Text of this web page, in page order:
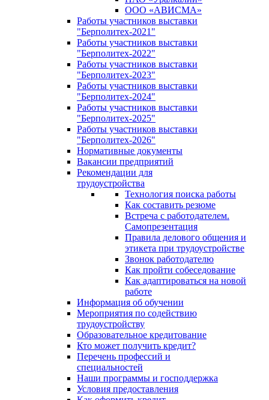
ООО «АВИСМА»
Работы участников выставки
"Берполитех-2021"
Работы участников выставки
"Берполитех-2022"
Работы участников выставки
"Берполитех-2023"
Работы участников выставки
"Берполитех-2024"
Работы участников выставки
"Берполитех-2025"
Работы участников выставки
"Берполитех-2026"
Нормативные документы
Вакансии предприятий
Рекомендации для
трудоустройства
Технология поиска работы
Как составить резюме
Встреча с работодателем.
Самопрезентация
Правила делового общения и
этикета при трудоустройстве
Звонок работодателю
Как пройти собеседование
Как адаптироваться на новой
работе
Информация об обучении
Мероприятия по содействию
трудоустройству
Образовательное кредитование
Кто может получить кредит?
Перечень профессий и
специальностей
Наши программы и господдержка
Условия предоставления